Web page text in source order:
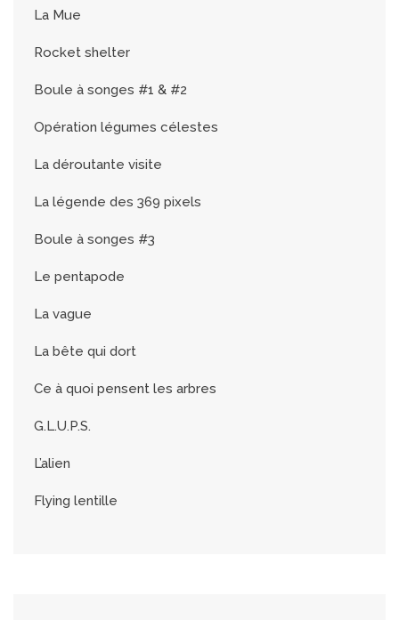
La Mue
Rocket shelter
Boule à songes #1 & #2
Opération légumes célestes
La déroutante visite
La légende des 369 pixels
Boule à songes #3
Le pentapode
La vague
La bête qui dort
Ce à quoi pensent les arbres
G.L.U.P.S.
L’alien
Flying lentille